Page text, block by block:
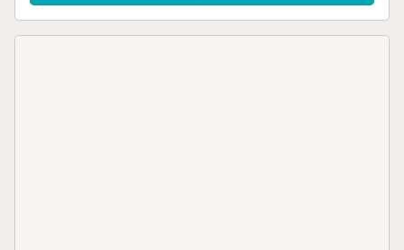
podgrzewanego basenu. Dostępne jest wspólne